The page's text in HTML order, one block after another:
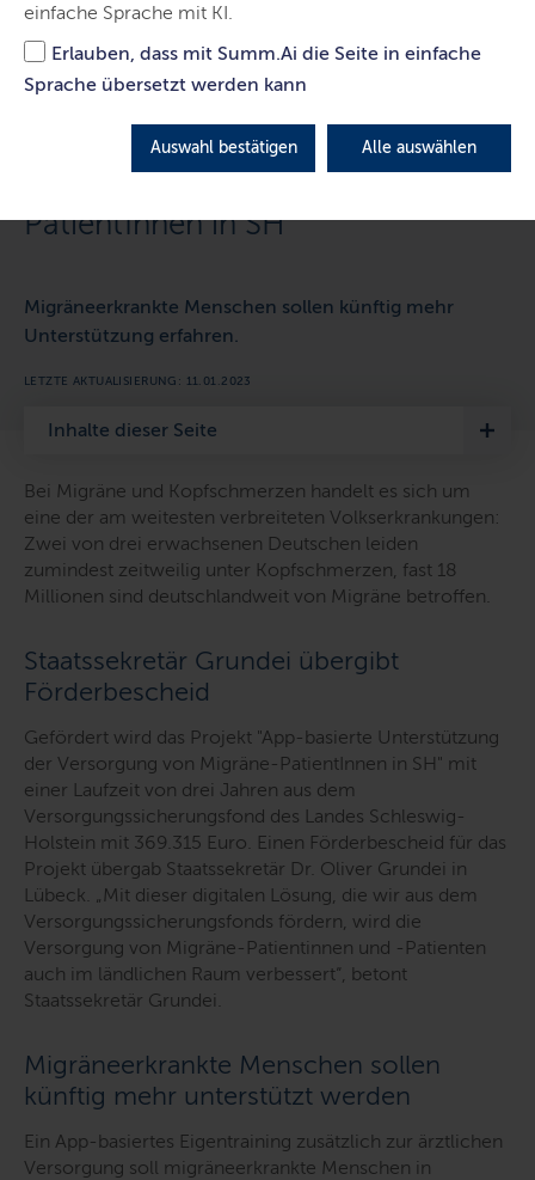
einfache Sprache mit KI.
Erlauben, dass mit Summ.Ai die Seite in einfache
Sprache übersetzt werden kann
Auswahl bestätigen Alle auswählen
Staatssekretär Grundei übergibt
„App-basierte Unterstützung der
PatientInnen in SH“
Migräneerkrankte Menschen sollen künftig mehr
Unterstützung erfahren.
LETZTE AKTUALISIERUNG: 11.01.2023
Inhalte dieser Seite
Bei Migräne und Kopfschmerzen handelt es sich um
eine der am weitesten verbreiteten Volkserkrankungen:
Zwei von drei erwachsenen Deutschen leiden
zumindest zeitweilig unter Kopfschmerzen, fast 18
Millionen sind deutschlandweit von Migräne betroffen.
Staatssekretär Grundei übergibt
Förderbescheid
Gefördert wird das Projekt "App-basierte Unterstützung
der Versorgung von Migräne-PatientInnen in SH" mit
einer Laufzeit von drei Jahren aus dem
Versorgungssicherungsfond des Landes Schleswig-
Holstein mit 369.315 Euro. Einen Förderbescheid für das
Projekt übergab Staatssekretär Dr. Oliver Grundei in
Lübeck. „Mit dieser digitalen Lösung, die wir aus dem
Versorgungssicherungsfonds fördern, wird die
Versorgung von Migräne-Patientinnen und -Patienten
auch im ländlichen Raum verbessert“, betont
Staatssekretär Grundei.
Migräneerkrankte Menschen sollen
künftig mehr unterstützt werden
Ein App-basiertes Eigentraining zusätzlich zur ärztlichen
Versorgung soll migräneerkrankte Menschen in